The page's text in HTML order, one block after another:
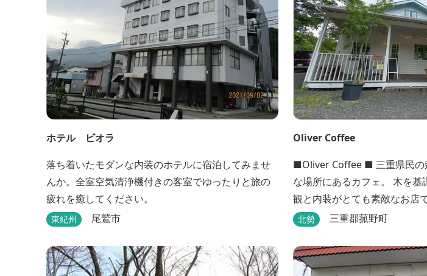
ホテル ビオラ
落ち着いたモダンな内装のホテルに宿泊してみませ
んか。全室空気清浄機付きの客室でゆったりと旅の
疲れを癒してください。
東紀州 尾鷲市
Oliver Coffee
■Oliver Coffee ■ 三重県民の森の近くの、自然豊か
な場所にあるカフェ。 木を
観と内装がとても素敵なお店
に履き替えて入りますのでリ
ス席などがあり、お子様連れ
がいいカフェです。 森の静かな雰囲気の中で、ゆっ
北勢 三重郡菰野町